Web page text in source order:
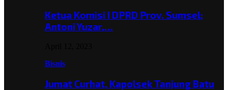
Ketua Komisi I DPRD Prov. Sumsel;
Antoni Yuzar,…
Bisnis
Jumat Curhat, Kapolsek Tanjung Batu